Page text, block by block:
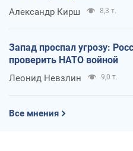
Александр Кирш 8,3 т.
Запад проспал угрозу:
проверить НАТО войной
Леонид Невзлин 9,0 т.
Все мнения